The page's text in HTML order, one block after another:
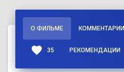
О ФИЛЬМЕ КОММЕНТАРИИ
favorite 35 РЕКОМЕНДАЦИИ